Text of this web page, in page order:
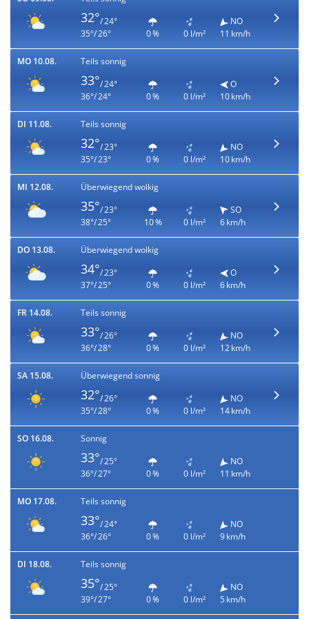
32°/ 24°
35°/ 26°
0 % 0 l/m²
NO
11 km/h
MO 10.08. Teils sonnig
33°/ 24°
36°/ 24°
0 % 0 l/m²
O
10 km/h
DI 11.08. Teils sonnig
32°/ 23°
35°/ 23°
0 % 0 l/m²
NO
10 km/h
MI 12.08. Überwiegend wolkig
35°/ 23°
38°/ 25°
10 % 0 l/m²
SO
6 km/h
DO 13.08. Überwiegend wolkig
34°/ 23°
37°/ 25°
0 % 0 l/m²
O
6 km/h
FR 14.08. Teils sonnig
33°/ 26°
36°/ 28°
0 % 0 l/m²
NO
12 km/h
SA 15.08. Überwiegend sonnig
32°/ 26°
35°/ 28°
0 % 0 l/m²
NO
14 km/h
SO 16.08. Sonnig
33°/ 25°
36°/ 27°
0 % 0 l/m²
NO
11 km/h
MO 17.08. Teils sonnig
33°/ 24°
36°/ 26°
0 % 0 l/m²
NO
9 km/h
DI 18.08. Teils sonnig
35°/ 25°
39°/ 27°
0 % 0 l/m²
NO
5 km/h